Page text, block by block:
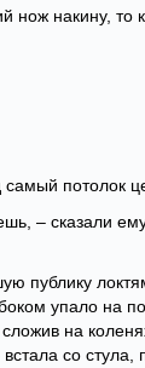
нож накину,
потолок
– сказали
публику
упало на
на
со